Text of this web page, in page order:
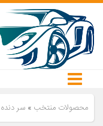
محصولات منتخب » سر دنده